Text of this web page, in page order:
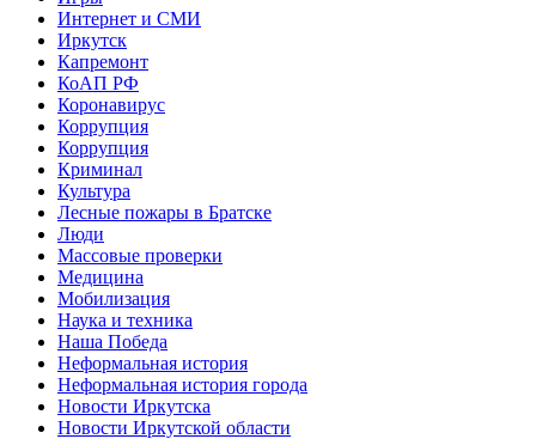
Интернет и СМИ
Иркутск
Капремонт
КоАП РФ
Коронавирус
Коррупция
Коррупция
Криминал
Культура
Лесные пожары в Братске
Люди
Массовые проверки
Медицина
Мобилизация
Наука и техника
Наша Победа
Неформальная история
Неформальная история города
Новости Иркутска
Новости Иркутской области